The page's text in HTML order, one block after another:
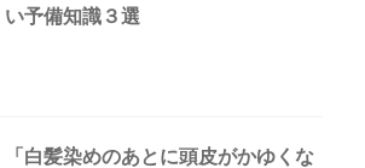
い予備知識３選
「白髪染めのあとに頭皮がかゆくな